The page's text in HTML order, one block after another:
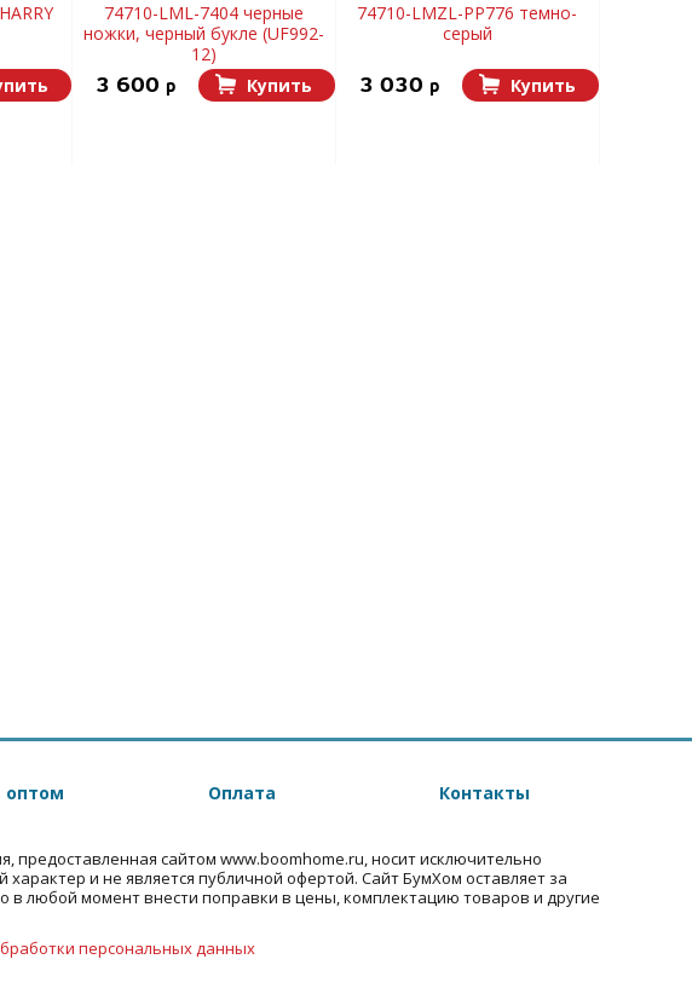
74710-LML-7404 черные
ножки, черный букле (UF992-
12)
3 600 p Купить
74710-LMZL-PP776 темно-
серый
3 030 p Купить
оптом Оплата Контакты
предоставленная сайтом www.boomhome.ru, носит исключительно
характер и не является публичной офертой. Сайт БумХом оставляет за
в любой момент внести поправки в цены, комплектацию товаров и другие
персональных данных